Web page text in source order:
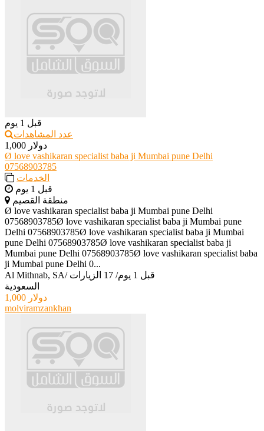
قبل 1 يوم
عدد المشاهدات
1,000 دولار
Ø love vashikaran specialist baba ji Mumbai pune Delhi
07568903785
الخدمات
قبل 1 يوم
منطقة القصيم
Ø love vashikaran specialist baba ji Mumbai pune Delhi
07568903785Ø love vashikaran specialist baba ji Mumbai pune
Delhi 07568903785Ø love vashikaran specialist baba ji Mumbai
pune Delhi 07568903785Ø love vashikaran specialist baba ji
Mumbai pune Delhi 07568903785Ø love vashikaran specialist baba
ji Mumbai pune Delhi 0...
Al Mithnab, SA/ قبل 1 يوم / 17 الزيارات
السعودية
1,000 دولار
molviramzankhan